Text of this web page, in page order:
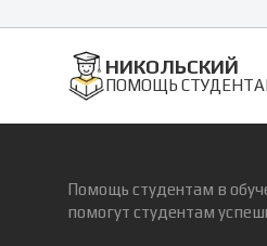
НИКОЛЬСКИЙ
ПОМОЩЬ
Помощь студентам в
помогут студентам